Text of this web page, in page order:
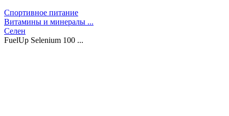
Спортивное питание
Витамины и минералы ...
Селен
FuelUp Selenium 100 ...